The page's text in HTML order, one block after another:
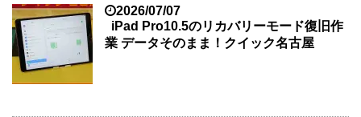
2026/07/07
iPad Pro10.5のリカバリーモード復旧作
業 データそのまま！クイック名古屋